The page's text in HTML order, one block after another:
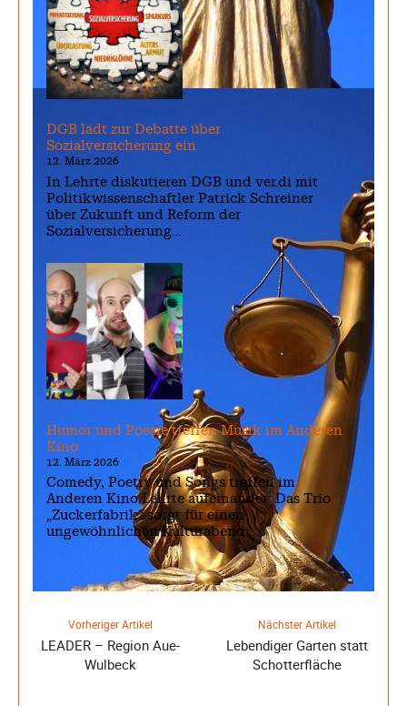
DGB lädt zur Debatte über
Sozialversicherung ein
12. März 2026
In Lehrte diskutieren DGB und ver.di mit
Politikwissenschaftler Patrick Schreiner
über Zukunft und Reform der
Sozialversicherung…
Humor und Poesie treffen Musik im Anderen
Kino
12. März 2026
Comedy, Poetry und Songs treffen im
Anderen Kino Lehrte aufeinander: Das Trio
„Zuckerfabrik“ sorgt für einen
ungewöhnlichen Kulturabend…
Vorheriger Artikel
LEADER – Region Aue-
Wulbeck
Nächster Artikel
Lebendiger Garten statt
Schotterfläche